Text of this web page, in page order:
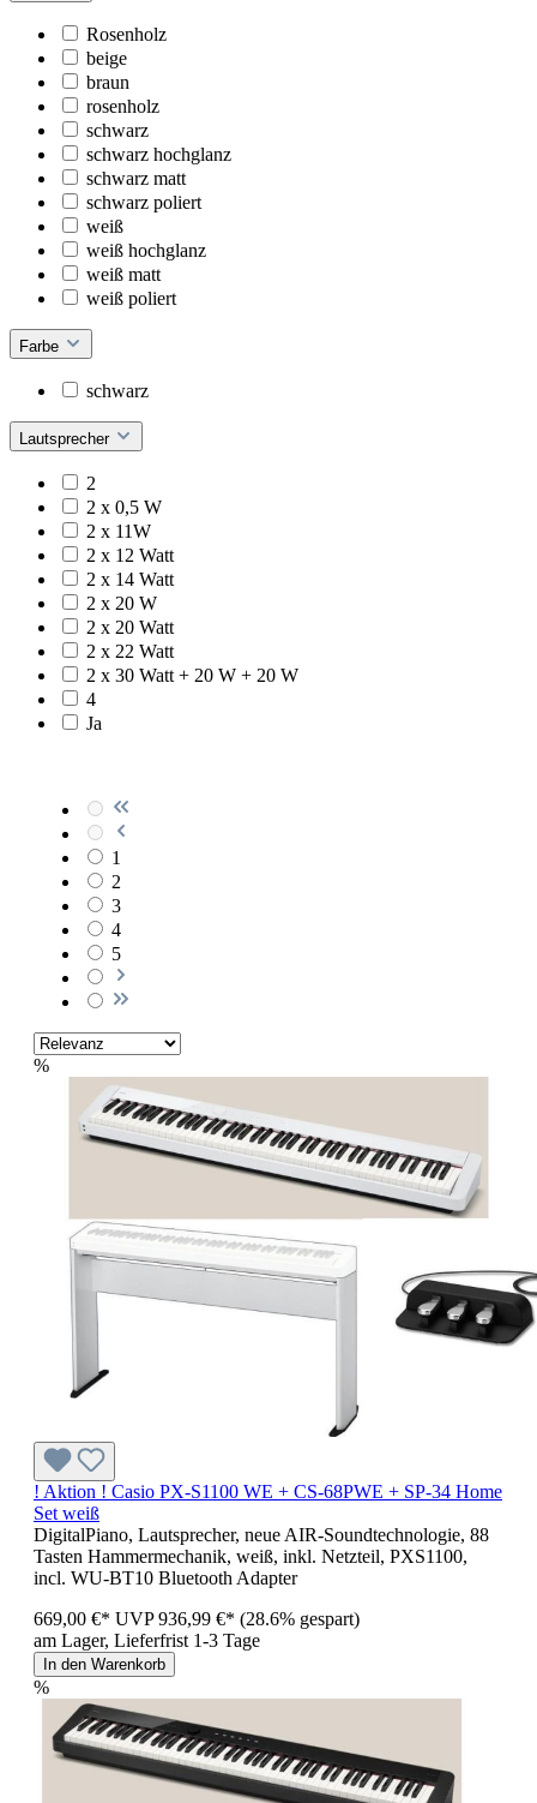
Rosenholz
beige
braun
rosenholz
schwarz
schwarz hochglanz
schwarz matt
schwarz poliert
weiß
weiß hochglanz
weiß matt
weiß poliert
Farbe
schwarz
Lautsprecher
2
2 x 0,5 W
2 x 11W
2 x 12 Watt
2 x 14 Watt
2 x 20 W
2 x 20 Watt
2 x 22 Watt
2 x 30 Watt + 20 W + 20 W
4
Ja
1
2
3
4
5
%
! Aktion ! Casio PX-S1100 WE + CS-68PWE + SP-34 Home
Set weiß
DigitalPiano, Lautsprecher, neue AIR-Soundtechnologie, 88
Tasten Hammermechanik, weiß, inkl. Netzteil, PXS1100,
incl. WU-BT10 Bluetooth Adapter
669,00 €* UVP936,99 €* (28.6% gespart)
am Lager, Lieferfrist 1-3 Tage
In den Warenkorb
%